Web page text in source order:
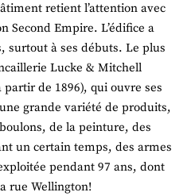
retient l’attention avec
Second Empire. L’édifice a
surtout à ses débuts. Le plus
Lucke & Mitchell
de 1896), qui ouvre ses
grande variété de produits,
de la peinture, des
un certain temps, des armes
pendant 97 ans, dont
rue Wellington!